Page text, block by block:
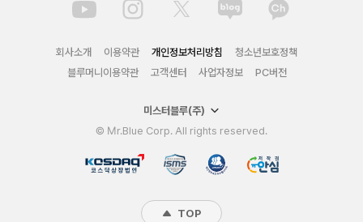
회사소개 이용약관 개인정보처리방침
청소년보호정책
블루머니이용약관
고객센터 사업자정보 PC버전
미스터블루(주)
© Mr.Blue Corp. All rights reserved.
TOP